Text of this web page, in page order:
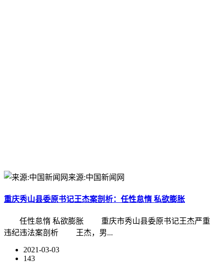
来源:中国新闻网
重庆秀山县委原书记王杰案剖析：任性怠惰 私欲膨胀
任性怠惰 私欲膨胀 重庆市秀山县委原书记王杰严重
违纪违法案剖析 王杰，男...
2021-03-03
143